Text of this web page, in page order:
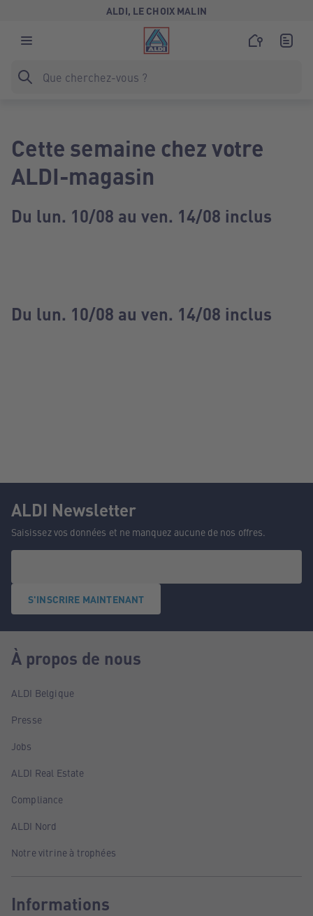
ALDI, LE CHOIX MALIN
Cette semaine chez votre
ALDI-magasin
Du lun. 10/08 au ven. 14/08 inclus
Du lun. 10/08 au ven. 14/08 inclus
ALDI Newsletter
Saisissez vos données et ne manquez aucune de nos offres.
S'INSCRIRE MAINTENANT
À propos de nous
ALDI Belgique
Presse
Jobs
ALDI Real Estate
Compliance
ALDI Nord
Notre vitrine à trophées
Informations